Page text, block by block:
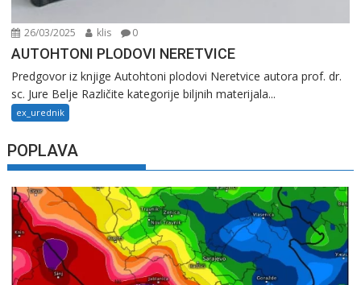
26/03/2025 klis 0
AUTOHTONI PLODOVI NERETVICE
Predgovor iz knjige Autohtoni plodovi Neretvice autora prof. dr.
sc. Jure Belje Različite kategorije biljnih materijala...
ex_urednik
POPLAVA